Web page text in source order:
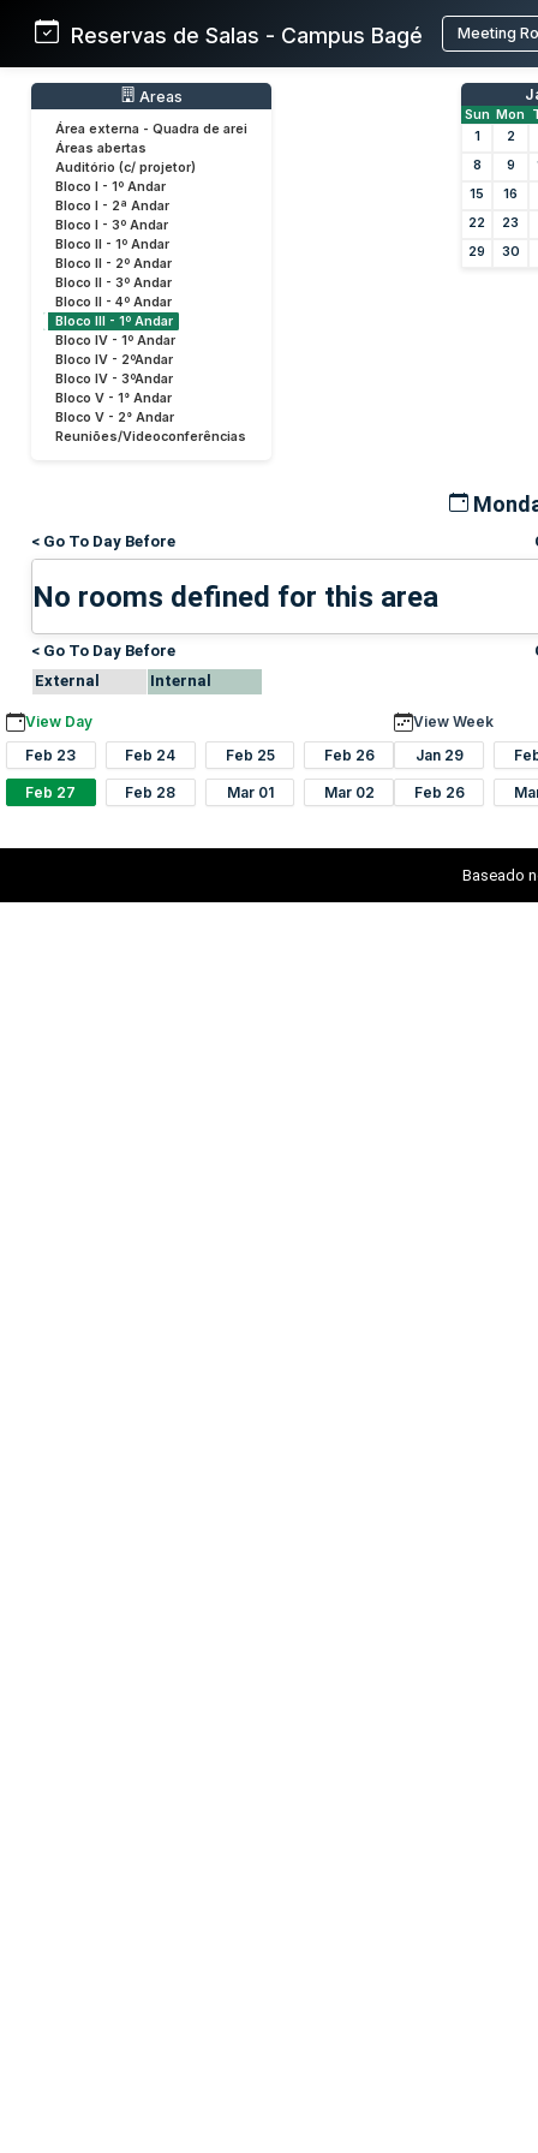
Reservas de Salas - Campus Bagé Meeting
Areas
Área externa - Quadra de arei
Áreas abertas
Auditório (c/ projetor)
Bloco I - 1º Andar
Bloco I - 2ª Andar
Bloco I - 3º Andar
Bloco II - 1º Andar
Bloco II - 2º Andar
Bloco II - 3º Andar
Bloco II - 4º Andar
Bloco III - 1º Andar
Bloco IV - 1º Andar
Bloco IV - 2ºAndar
Bloco IV - 3ºAndar
Bloco V - 1° Andar
Bloco V - 2° Andar
Reuniões/Videoconferências
Sun Mon
1
2
8
9
15
16
22
23
29
30
< Go To Day Before
No rooms defined for this area
< Go To Day Before
External
Internal
View Day
Feb 23
Feb 24 Feb 25 Feb 26
Feb 27 Feb 28 Mar 01 Mar 02
View Week
Jan 29
Feb 26
Baseado